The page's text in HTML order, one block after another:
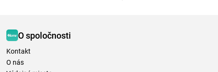
O spoločnosti
Kontakt
O nás